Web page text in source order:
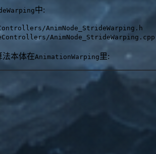
中:
AnimNode_StrideWarping.h
AnimNode_StrideWarping.cpp
本体在AnimationWarping 里: